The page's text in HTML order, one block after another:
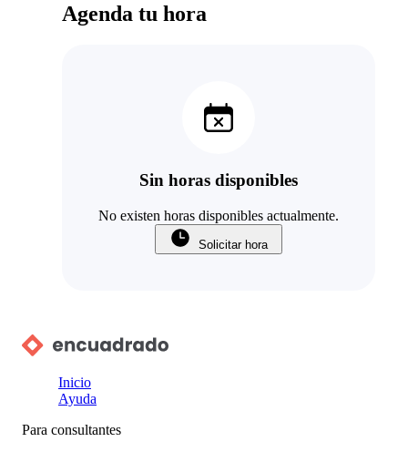
Agenda tu hora
Sin horas disponibles
No existen horas disponibles actualmente.
Solicitar hora
Inicio
Ayuda
Para consultantes